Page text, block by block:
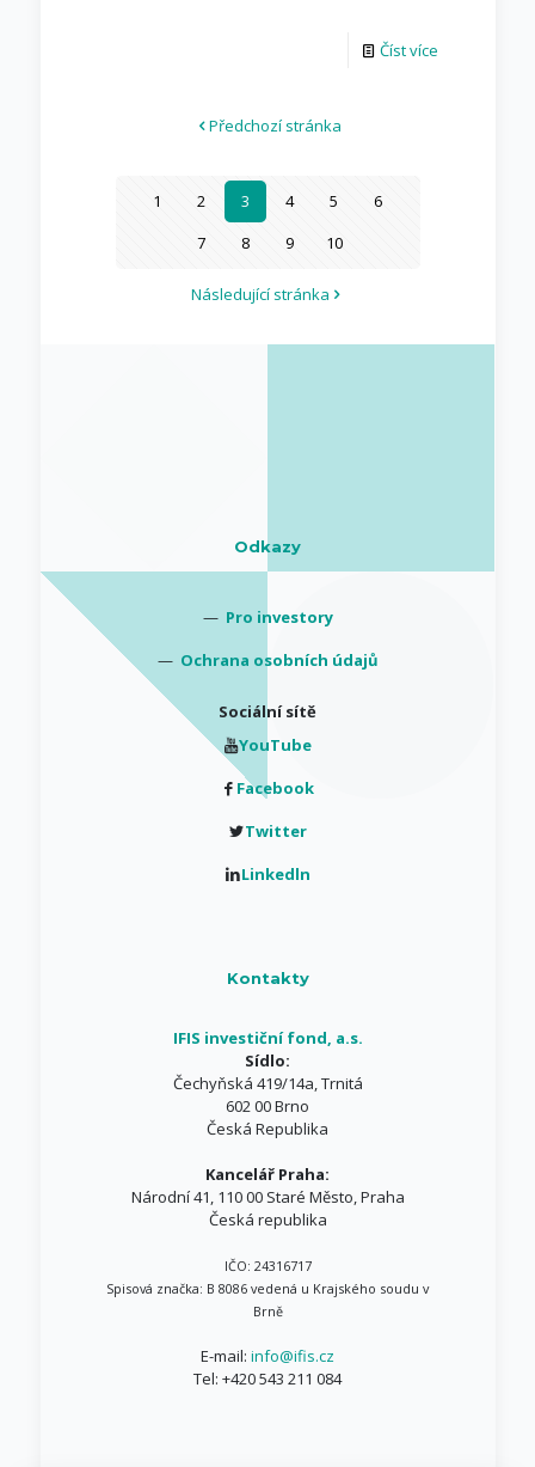
Číst více
Předchozí stránka
1 2 3 4 5
6
7
8 9 10
Následující stránka
Odkazy
— Pro investory
— Ochrana osobních údajů
Sociální sítě
YouTube
Facebook
Twitter
Linkedln
Kontakty
IFIS investiční fond, a.s.
Sídlo:
Čechyňská 419/14a, Trnitá
602 00 Brno
Česká Republika
Kancelář Praha:
Národní 41, 110 00 Staré Město, Praha
Česká republika
IČO: 24316717
Spisová značka: B 8086 vedená u Krajského soudu v
Brně
E-mail: info@ifis.cz
Tel: +420 543 211 084